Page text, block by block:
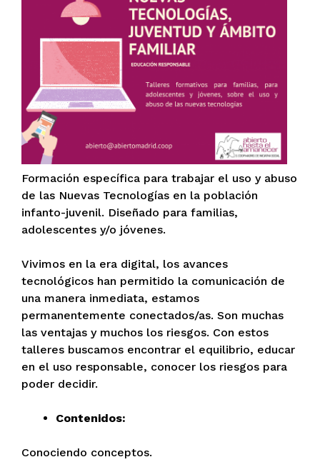
Formación específica para trabajar el uso y abuso
de las Nuevas Tecnologías en la población
infanto-juvenil. Diseñado para familias,
adolescentes y/o jóvenes.
Vivimos en la era digital, los avances
tecnológicos han permitido la comunicación de
una manera inmediata, estamos
permanentemente conectados/as. Son muchas
las ventajas y muchos los riesgos. Con estos
talleres buscamos encontrar el equilibrio, educar
en el uso responsable, conocer los riesgos para
poder decidir.
Contenidos:
Conociendo conceptos.